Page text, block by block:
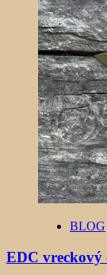
BLOG
EDC vreckový